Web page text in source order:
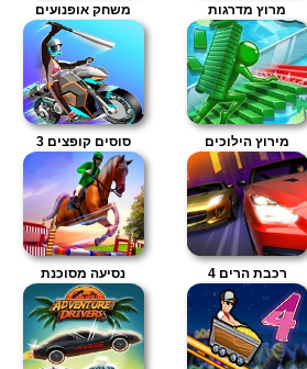
מרוץ מדרגות משחק אופנועים
מירוץ הילוכים סוסים קופצים 3
רכבת הרים 4 נסיעה מסוכנת